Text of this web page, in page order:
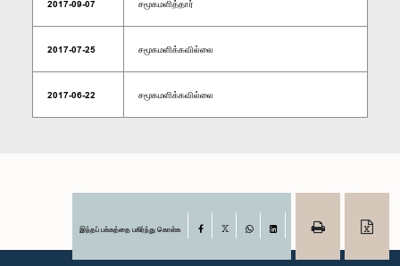
2017-09-07 சமூகமளித்தார்
2017-07-25 சமூகமளிக்கவில்லை
2017-06-22 சமூகமளிக்கவில்லை
இந்தப் பக்கத்தை பகிர்ந்து கொள்க Facebook